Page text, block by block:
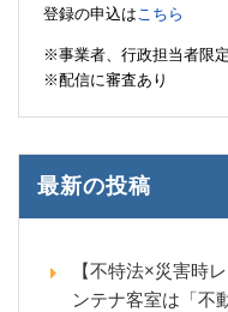
登録の申込はこちら
※事業者、行政担当者限定
※配信に審査あり
最新の投稿
【不特法×災害時
ンテナ客室は「不